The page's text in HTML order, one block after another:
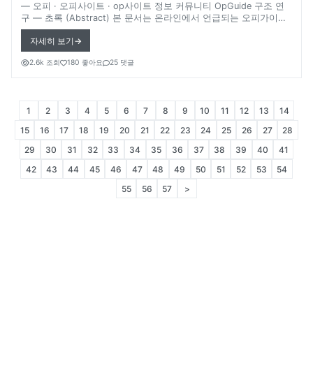
― 오피 · 오피사이트 · op사이트 정보 커뮤니티 OpGuide 구조 연
구 ― 초록 (Abstract) 본 문서는 온라인에서 언급되는 오피가이드
(OpGuide) 플랫폼의 특징과 콘텐츠 구조를 분석한다. 특히 오피사
이트(op사이트) 정보 플랫폼 중 커뮤니티 중심 구조를 가진 사례로
서, 오피가이드가 어떤 방식의 정보 공유 환경을 형성할 수 있는지
살펴본다. 온라인 정보 플랫폼에서는 사용자 참여 콘텐츠와 게시판
자세히 보기
2.6k 조회 180 좋아요 25 댓글
1 2 3 4 5 6 7 8 9 10 11 12 13
14
15
16 17 18 19 20 21 22 23 24 25 26 27
28
29
30 31 32 33 34 35 36 37 38 39 40
41
42
43 44 45 46 47 48 49 50 51 52 53
54
55
56 57 >